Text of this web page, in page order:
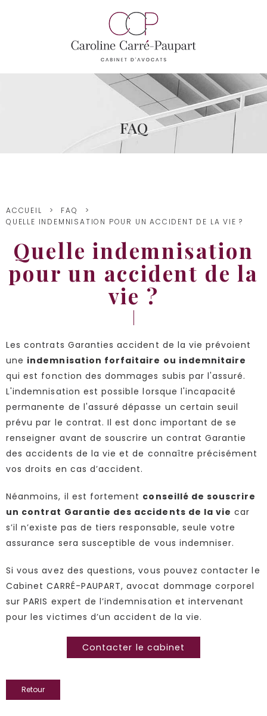
FAQ
ACCUEIL
FAQ
QUELLE INDEMNISATION POUR UN ACCIDENT DE LA VIE ?
Quelle indemnisation
pour un accident de la
vie ?
Les contrats Garanties accident de la vie prévoient
une indemnisation forfaitaire ou indemnitaire
qui est fonction des dommages subis par l'assuré.
L'indemnisation est possible lorsque l'incapacité
permanente de l'assuré dépasse un certain seuil
prévu par le contrat. Il est donc important de se
renseigner avant de souscrire un contrat Garantie
des accidents de la vie et de connaître précisément
vos droits en cas d’accident.
Néanmoins, il est fortement conseillé de souscrire
un contrat Garantie des accidents de la vie car
s’il n’existe pas de tiers responsable, seule votre
assurance sera susceptible de vous indemniser.
Si vous avez des questions, vous pouvez contacter le
Cabinet CARRÉ-PAUPART, avocat dommage corporel
sur PARIS expert de l’indemnisation et intervenant
pour les victimes d’un accident de la vie.
Contacter le cabinet
Retour